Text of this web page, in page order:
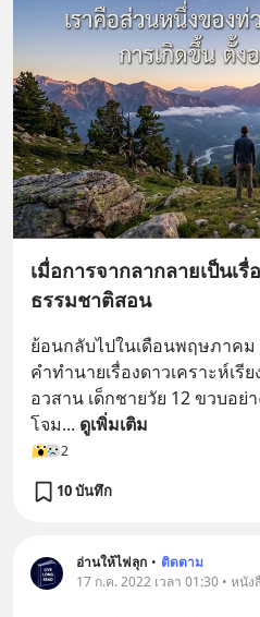
เมื่อการจากลากลายเป็นเ
ธรรมชาติสอน
ย้อนกลับไปในเดือนพฤษภาค
คำทำนายเรื่องดาวเคราะห์เรี
อวสาน เด็กชายวัย 12 ขวบอย่
โจม... ดูเพิ่มเติม
2
10 บันทึก
อ่านให้ไฟลุก • ติดตาม
17 ก.ค. 2022 เวลา 01:30 • หนัง